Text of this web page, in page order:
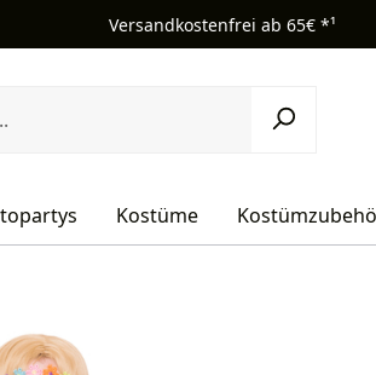
Versandkostenfrei ab 65€ *¹
Kostüme